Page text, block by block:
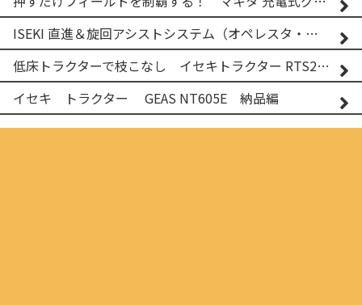
ISEKI 直進＆旋回アシストシステム（オペレスタ・ターン）搭載 イセキ 乗用田植機 PRJ8D-ZJL
低床トラクターで枝こなし イセキトラクター RTS205NS & フレールモア FNC1202F
イセキ トラクター GEAS NT605E 納品編